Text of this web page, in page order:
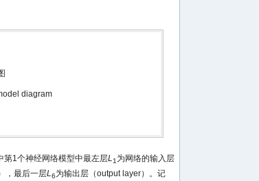
diagram
第1个神经网络模型中最左层L1为网络的输入层
，最后一层L6为输出层（output layer）。记